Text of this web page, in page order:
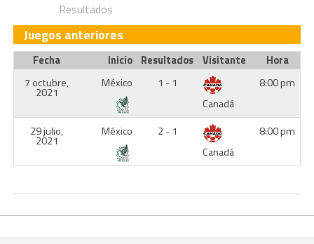
Resultados
Juegos anteriores
Fecha Inicio Resultados Visitante
Hora
7 octubre,
2021
México
1 - 1
Canadá
8:00 pm
29 julio,
2021
México
2 - 1
Canadá
8:00 pm